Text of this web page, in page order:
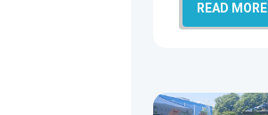
READ MORE